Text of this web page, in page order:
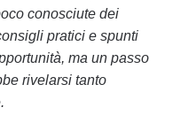
conosciute dei
pratici e spunti
ma un passo
rivelarsi tanto